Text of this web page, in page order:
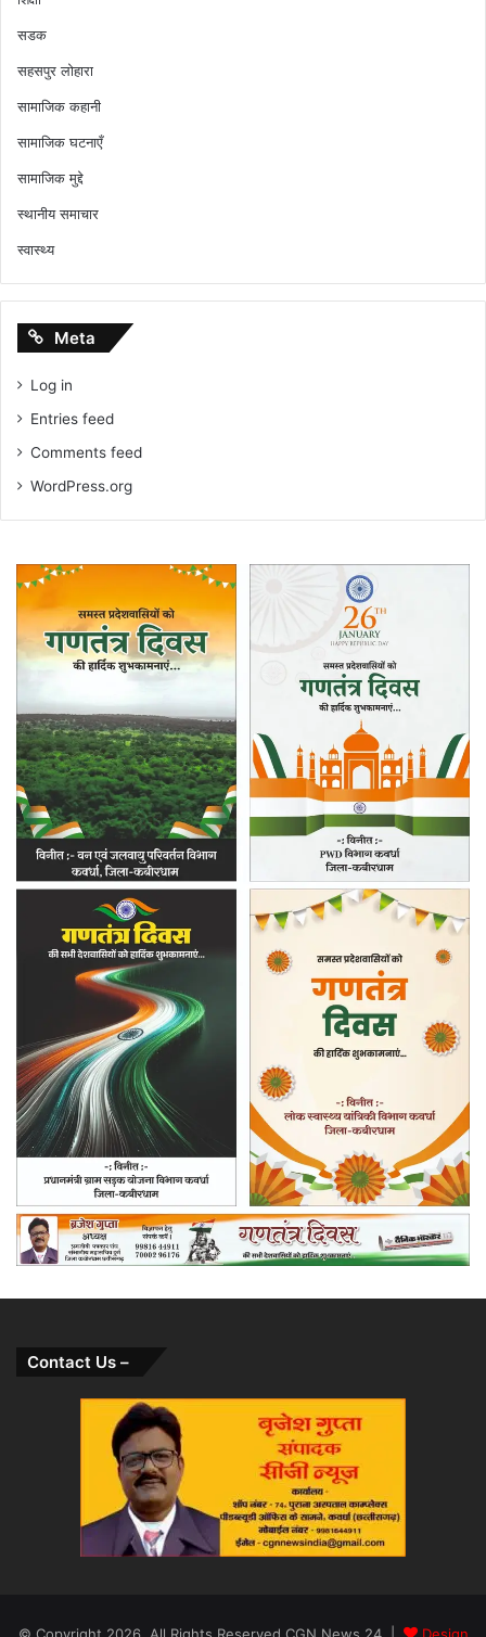
सडक
सहसपुर लोहारा
सामाजिक कहानी
सामाजिक घटनाएँ
सामाजिक मुद्दे
स्थानीय समाचार
स्वास्थ्य
Meta
Log in
Entries feed
Comments feed
WordPress.org
Contact Us –
© Copyright 2026, All Rights Reserved CGN News 24 | Design